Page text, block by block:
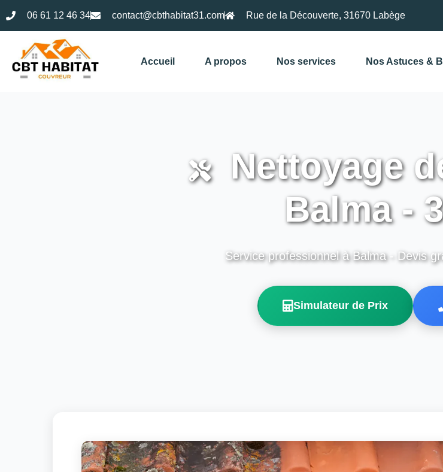
06 61 12 46 34 contact@cbthabitat31.com Rue de la Découverte, 31670 Labège
Accueil A propos Nos services Nos Astuces &
Nettoyage
Balma -
Service professionnel à Balma - Devis
Simulateur de Prix